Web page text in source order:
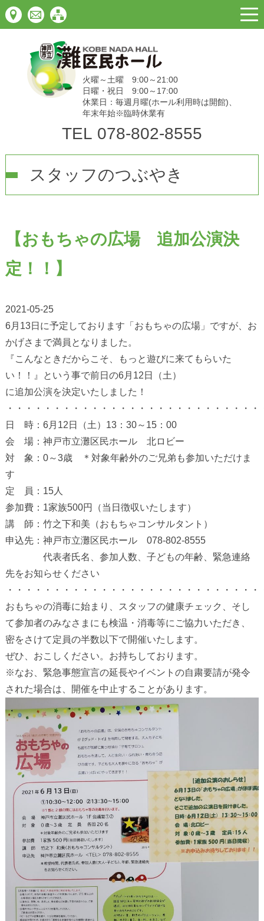
火曜～土曜 9:00～21:00
日曜・祝日 9:00～17:00
休業日：毎週月曜(ホール利用時は開館)、
年末年始※臨時休業有
TEL 078-802-8555
スタッフのつぶやき
【おもちゃの広場 追加公演決
定！！】
2021-05-25
6月13日に予定しております「おもちゃの広場」ですが、お
かげさまで満員となりました。
『こんなときだからこそ、もっと遊びに来てもらいた
い！！』という事で前日の6月12日（土）
に追加公演を決定いたしました！
・・・・・・・・・・・・・・・・・・・・・・・・・・
日 時：6月12日（土）13：30～15：00
会 場：神戸市立灘区民ホール 北ロビー
対 象：0～3歳 ＊対象年齢外のご兄弟も参加いただけま
す
定 員：15人
参加費：1家族500円（当日徴収いたします）
講 師：竹之下和美（おもちゃコンサルタント）
申込先：神戸市立灘区民ホール 078-802-8555
代表者氏名、参加人数、子どもの年齢、緊急連絡
先をお知らせください
・・・・・・・・・・・・・・・・・・・・・・・・・・
おもちゃの消毒に始まり、スタッフの健康チェック、そし
て参加者のみなさまにも検温・消毒等にご協力いただき、
密をさけて定員の半数以下で開催いたします。
ぜひ、おこしください。お持ちしております。
※なお、緊急事態宣言の延長やイベントの自粛要請が発令
された場合は、開催を中止することがあります。